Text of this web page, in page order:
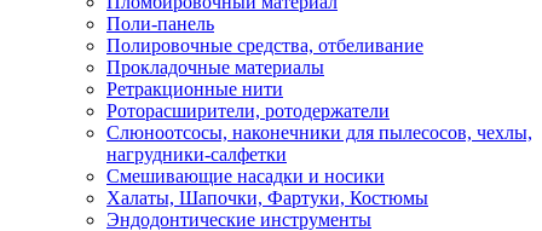
Поли-панель
Полировочные средства, отбеливание
Прокладочные материалы
Ретракционные нити
Роторасширители, ротодержатели
Слюноотсосы, наконечники для пылесосов, чехлы,
нагрудники-салфетки
Смешивающие насадки и носики
Халаты, Шапочки, Фартуки, Костюмы
Эндодонтические инструменты